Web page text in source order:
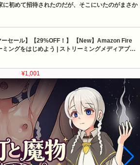
初めて招待されたのだが、そこにいたのがまさか
セール】【29%OFF！】 【New】Amazon Fire
ングをはじめよう | ストリーミングメディアプ…
¥1,001